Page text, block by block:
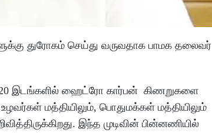
துரோகம் செய்து வருவதாக பாமக தலைவர்
20 இடங்களில் ஹைட்ரோ கார்பன் கிணறுகளை
மத்தியிலும், பொதுமக்கள் மத்தியிலும்
இந்த முடிவின் பின்னணியில்